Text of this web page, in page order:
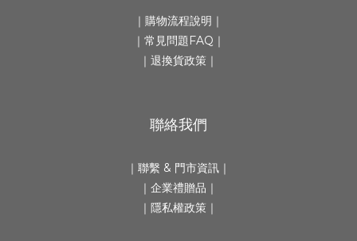
｜ 購物流程說明 ｜
｜ 常見問題FAQ ｜
｜ 退換貨政策 ｜
聯絡我們
｜ 聯繫 & 門市資訊 ｜
｜ 企業禮贈品 ｜
｜隱私權政策｜